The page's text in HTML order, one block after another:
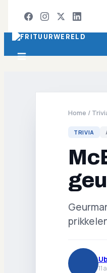
Home /
TRIVIA
11